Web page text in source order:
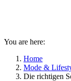
You are here:
Home
Mode &
Die richtigen